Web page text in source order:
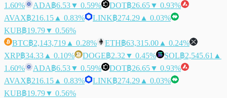
1.60%
ADA฿6.53▼ 0.59% DOT฿26.65▼ 0.93%
AVAX฿216.15 ▲ 0.83% LINK฿274.29 ▲ 0.03%
KUB฿19.79▼ 0.56%
BTC฿2,143,719 ▲ 0.28% ETH฿63,315.00 ▲ 0.24%
XRP฿34.33 ▲ 0.10% DOGE฿2.32 ▼ 0.45% SOL฿2,545.61 ▲
1.60%
ADA฿6.53▼ 0.59% DOT฿26.65▼ 0.93%
AVAX฿216.15 ▲ 0.83% LINK฿274.29 ▲ 0.03%
KUB฿19.79▼ 0.56%